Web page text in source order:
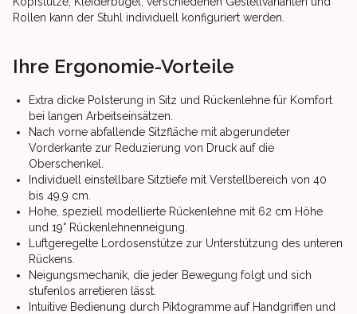
Rollen kann der Stuhl individuell konfiguriert werden.
Ihre Ergonomie-Vorteile
Extra dicke Polsterung in Sitz und Rückenlehne für Komfort
bei langen Arbeitseinsätzen.
Nach vorne abfallende Sitzfläche mit abgerundeter
Vorderkante zur Reduzierung von Druck auf die
Oberschenkel.
Individuell einstellbare Sitztiefe mit Verstellbereich von 40
bis 49,9 cm.
Hohe, speziell modellierte Rückenlehne mit 62 cm Höhe
und 19° Rückenlehnenneigung.
Luftgeregelte Lordosenstütze zur Unterstützung des unteren
Rückens.
Neigungsmechanik, die jeder Bewegung folgt und sich
stufenlos arretieren lässt.
Intuitive Bedienung durch Piktogramme auf Handgriffen und